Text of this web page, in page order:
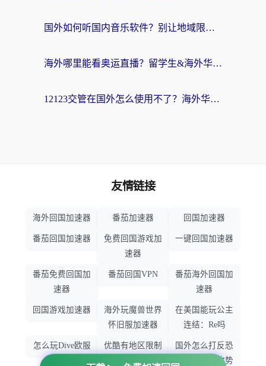
国外如何听国内音乐软件？别让地域限制，断了你的中文歌单
海外哪里能看奥运直播？留学生&海外华人必看的体育赛事观赛终极指南
12123交管在国外怎么使用不了？海外华人必看的无缝访问国内资源指南
友情链接
海外回国加速器 番茄加速器 回国加速器
番茄回国加速器
免费回国游戏加
速器
一键回国加速器
番茄免费回国加
速器
番茄回国VPN
番茄海外回国加
速器
回国游戏加速器
海外玩魔兽世界
怀旧服加速器
在美国能玩公主
连结：Re吗
怎么玩Dive欧服
优酷有地区限制
吗
国外怎么打反恐
精英：全球攻势